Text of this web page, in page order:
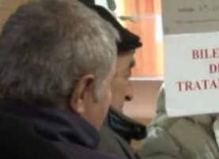
Podul peste
Cinci locuri
Vișeu de
Vima Mică
DIFERITĂ
„PRINZĂTOR DE